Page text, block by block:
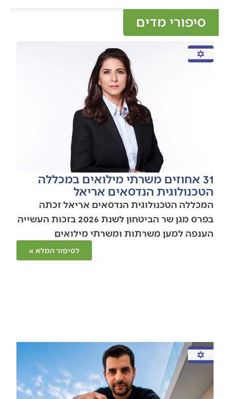
סיפורי מדים
31 אחוזים משרתי מילואים במכללה
הטכנולוגית הנדסאים אריאל
המכללה הטכנולוגית הנדסאים אריאל זכתה
בפרס מגן שר הביטחון לשנת 2026 בזכות העשייה
הענפה למען משרתות ומשרתי מילואים
לסיפור המלא »